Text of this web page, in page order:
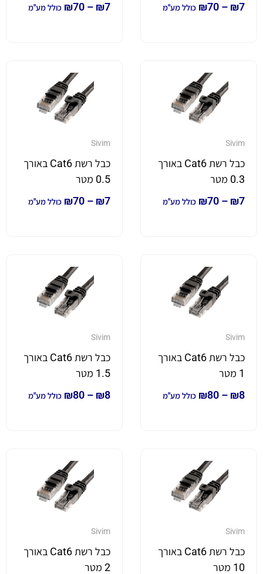
₪7
–
₪70 כולל מע"מ
₪7
–
₪70 כולל מע"מ
Sivim
כבל רשת Cat6 באורך
0.3 מטר
₪7
–
₪70 כולל מע"מ
Sivim
כבל רשת Cat6 באורך
0.5 מטר
₪7
–
₪70 כולל מע"מ
Sivim
כבל רשת Cat6 באורך
1 מטר
₪8
–
₪80 כולל מע"מ
Sivim
כבל רשת Cat6 באורך
1.5 מטר
₪8
–
₪80 כולל מע"מ
Sivim
כבל רשת Cat6 באורך
10 מטר
Sivim
כבל רשת Cat6 באורך
2 מטר